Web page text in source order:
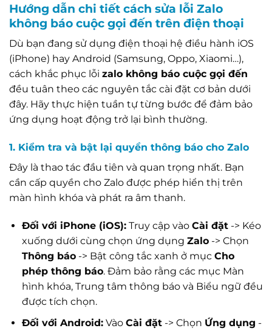
Hướng dẫn chi tiết cách sửa lỗi Zalo
không báo cuộc gọi đến trên điện thoại
Dù bạn đang sử dụng điện thoại hệ điều hành iOS
(iPhone) hay Android (Samsung, Oppo, Xiaomi…),
cách khắc phục lỗi zalo không báo cuộc gọi đến
đều tuân theo các nguyên tắc cài đặt cơ bản dưới
đây. Hãy thực hiện tuần tự từng bước để đảm bảo
ứng dụng hoạt động trở lại bình thường.
1. Kiểm tra và bật lại quyền thông báo cho Zalo
Đây là thao tác đầu tiên và quan trọng nhất. Bạn
cần cấp quyền cho Zalo được phép hiển thị trên
màn hình khóa và phát ra âm thanh.
Đối với iPhone (iOS):Truy cập vào Cài đặt-> Kéo
xuống dưới cùng chọn ứng dụng Zalo-> Chọn
Thông báo-> Bật công tắc xanh ở mục Cho
phép thông báo. Đảm bảo rằng các mục Màn
hình khóa, Trung tâm thông báo và Biểu ngữ đều
được tích chọn.
Đối với Android:Vào Cài đặt-> Chọn Ứng dụng -